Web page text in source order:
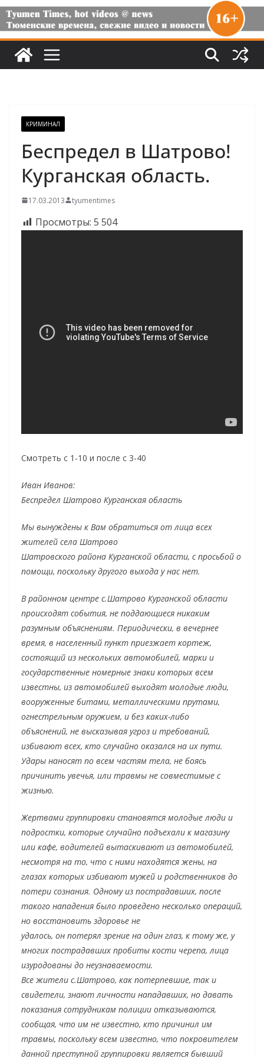
КРИМИНАЛ
Беспредел в Шатрово!
Курганская область.
17.03.2013 tyumentimes
Просмотры: 5 504
Смотреть с 1-10 и после с 3-40
Иван Иванов:
Беспредел Шатрово Курганская область
Мы вынуждены к Вам обратиться от лица всех
жителей села Шатрово
Шатровского района Курганской области, с просьбой о
помощи, поскольку другого выхода у нас нет.
В районном центре с.Шатрово Курганской области
происходят события, не поддающиеся никаким
разумным объяснениям. Периодически, в вечернее
время, в населенный пункт приезжает кортеж,
состоящий из нескольких автомобилей, марки и
государственные номерные знаки которых всем
известны, из автомобилей выходят молодые люди,
вооруженные битами, металлическими прутами,
огнестрельным оружием, и без каких-либо
объяснений, не высказывая угроз и требований,
избивают всех, кто случайно оказался на их пути.
Удары наносят по всем частям тела, не боясь
причинить увечья, или травмы не совместимые с
жизнью.
Жертвами группировки становятся молодые люди и
подростки, которые случайно подъехали к магазину
или кафе, водителей вытаскивают из автомобилей,
несмотря на то, что с ними находятся жены, на
глазах которых избивают мужей и родственников до
потери сознания. Одному из пострадавших, после
такого нападения было проведено несколько операций,
но восстановить здоровье не
удалось, он потерял зрение на один глаз, к тому же, у
многих пострадавших пробиты кости черепа, лица
изуродованы до неузнаваемости.
Все жители с.Шатрово, как потерпевшие, так и
свидетели, знают личности нападавших, но давать
показания сотрудникам полиции отказываются,
сообщая, что им не известно, кто причинил им
травмы, поскольку всем известно, что покровителем
данной преступной группировки является бывший